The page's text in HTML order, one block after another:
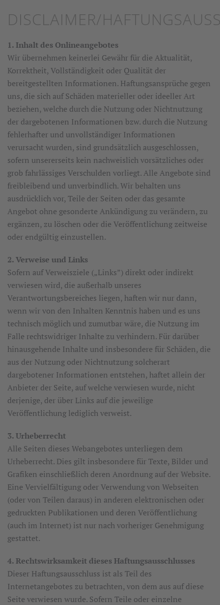
DISCLAIMER/
1. Inhalt des Onlineangebotes
Wir übernehmen keinerlei Gewähr für die Aktualität,
Korrektheit, Vollständigkeit oder Qualität der
bereitgestellten Informationen. Haftungsansprüche gegen
uns, die sich auf Schäden materieller oder ideeller Art
beziehen, welche durch die Nutzung oder Nichtnutzung
der dargebotenen Informationen bzw. durch die Nutzung
fehlerhafter und unvollständiger Informationen
verursacht wurden, sind grundsätzlich ausgeschlossen,
sofern unsererseits kein nachweislich vorsätzliches oder
grob fahrlässiges Verschulden vorliegt. Alle Angebote sind
freibleibend und unverbindlich. Wir behalten uns
ausdrücklich vor, Teile der Seiten oder das gesamte
Angebot ohne gesonderte Ankündigung zu verändern, zu
ergänzen, zu löschen oder die Veröffentlichung zeitweise
oder endgültig einzustellen.
2. Verweise und Links
Sofern auf Verweisziele („Links”) direkt oder indirekt
verwiesen wird, die außerhalb unseres
Verantwortungsbereiches liegen, haften wir nur dann,
wenn wir von den Inhalten Kenntnis haben und es uns
technisch möglich und zumutbar wäre, die Nutzung im
Falle rechtswidriger Inhalte zu verhindern. Für darüber
hinausgehende Inhalte und insbesondere für Schäden, die
aus der Nutzung oder Nichtnutzung solcherart
dargebotener Informationen entstehen, haftet allein der
Anbieter der Seite, auf welche verwiesen wurde, nicht
derjenige, der über Links auf die jeweilige
Veröffentlichung lediglich verweist.
3. Urheberrecht
Alle Seiten dieses Webangebotes unterliegen dem
Urheberrecht. Dies gilt insbesondere für Texte, Bilder und
Grafiken einschließlich deren Anordnung auf der Website.
Eine Vervielfältigung oder Verwendung von Webseiten
(oder von Teilen daraus) in anderen elektronischen oder
gedruckten Publikationen und deren Veröffentlichung
(auch im Internet) ist nur nach vorheriger Genehmigung
gestattet.
4. Rechtswirksamkeit dieses Haftungsausschlusses
Dieser Haftungsausschluss ist als Teil des
Internetangebotes zu betrachten, von dem aus auf diese
Seite verwiesen wurde. Sofern Teile oder einzelne